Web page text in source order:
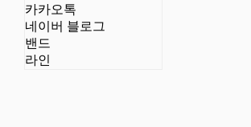
카카오톡
네이버 블로그
밴드
라인